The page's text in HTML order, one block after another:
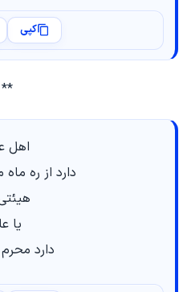
کپی
**
اهل
دارد از ره
یا
دارد